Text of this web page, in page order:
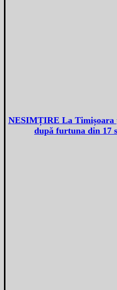
NESIMȚIRE La Timișoara
după furtuna din 17